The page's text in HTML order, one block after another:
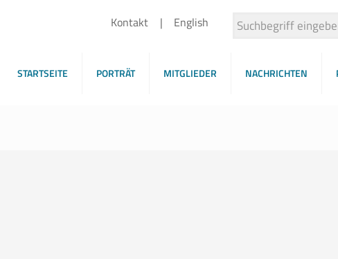
Kontakt English
STARTSEITE PORTRÄT MITGLIEDER NACHRICHTEN